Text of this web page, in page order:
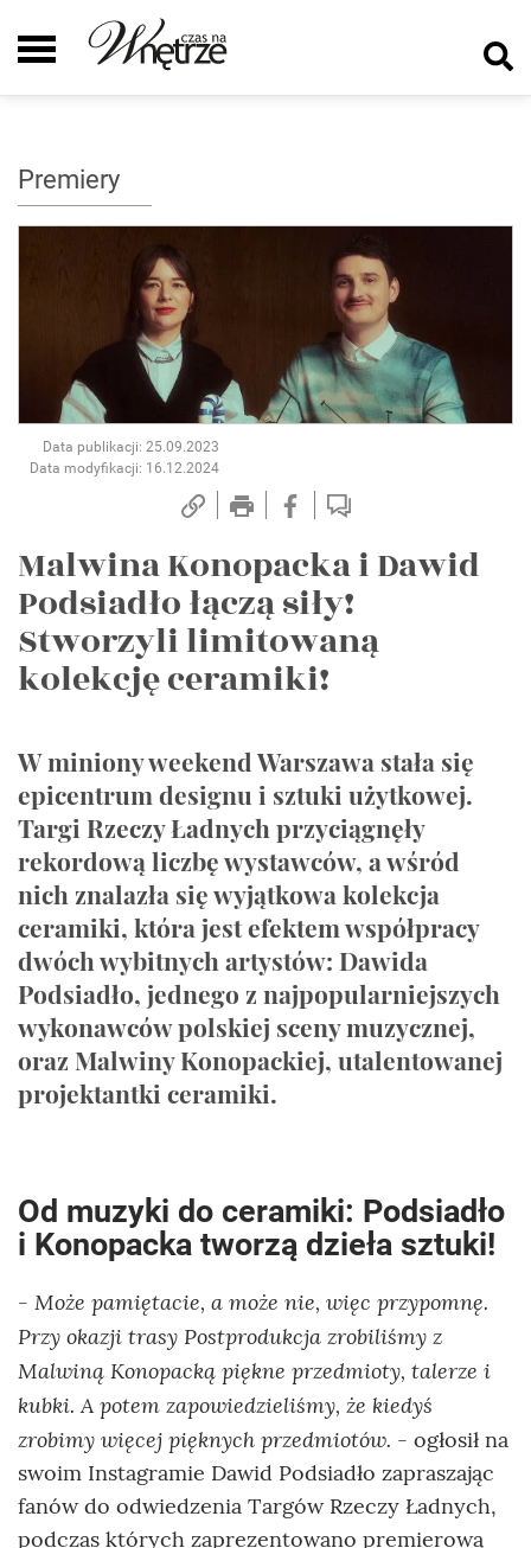
Premiery
Data publikacji: 25.09.2023
Data modyfikacji: 16.12.2024
Malwina Konopacka i Dawid
Podsiadło łączą siły!
Stworzyli limitowaną
kolekcję ceramiki!
W miniony weekend Warszawa stała się
epicentrum designu i sztuki użytkowej.
Targi Rzeczy Ładnych przyciągnęły
rekordową liczbę wystawców, a wśród
nich znalazła się wyjątkowa kolekcja
ceramiki, która jest efektem współpracy
dwóch wybitnych artystów: Dawida
Podsiadło, jednego z najpopularniejszych
wykonawców polskiej sceny muzycznej,
oraz Malwiny Konopackiej, utalentowanej
projektantki ceramiki.
Od muzyki do ceramiki: Podsiadło
i Konopacka tworzą dzieła sztuki!
- Może pamiętacie, a może nie, więc przypomnę.
Przy okazji trasy Postprodukcja zrobiliśmy z
Malwiną Konopacką piękne przedmioty, talerze i
kubki. A potem zapowiedzieliśmy, że kiedyś
zrobimy więcej pięknych przedmiotów. - ogłosił na
swoim Instagramie Dawid Podsiadło zapraszając
fanów do odwiedzenia Targów Rzeczy Ładnych,
podczas których zaprezentowano premierową